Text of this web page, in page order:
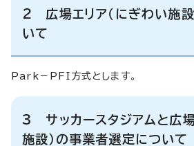
2 広場エリア（にぎわい施設
いて
Park－PFI方式とします。
3 サッカースタジアムと広場
施設）の事業者選定について